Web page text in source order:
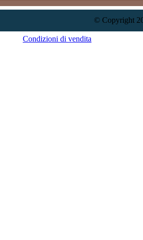
© Copyright
Condizioni di vendita